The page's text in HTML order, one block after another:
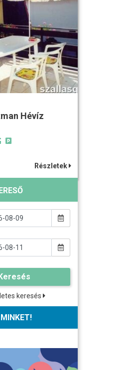
Hévíz
Részletek
keresés